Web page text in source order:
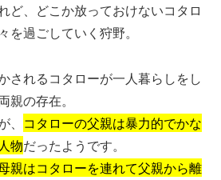
ど、どこか放っておけないコタロ
を過ごしていく狩野。
されるコタローが一人暮らしをし
親の存在。
コタローの父親は暴力的でかな
物だったようです。
親はコタローを連れて父親から離